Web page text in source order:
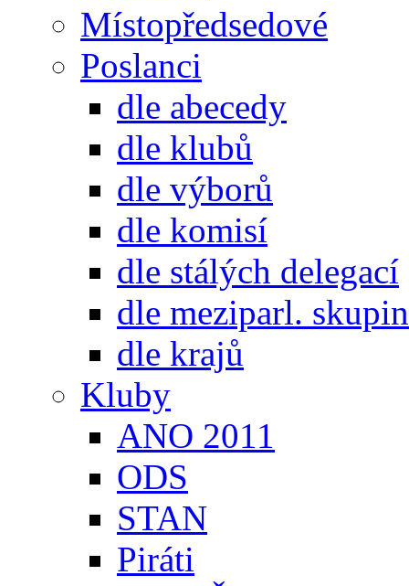
Místopředsedové
Poslanci
dle abecedy
dle klubů
dle výborů
dle komisí
dle stálých delegací
dle meziparl. skupin
dle krajů
Kluby
ANO 2011
ODS
STAN
Piráti